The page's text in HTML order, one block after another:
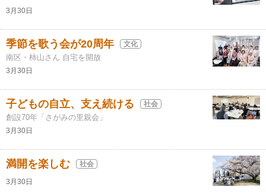
3月30日
季節を歌う会が20周年 文化
南区・柿山さん 自宅を開放
3月30日
子どもの自立、支え続ける 社会
創設70年「さがみの里親会」
3月30日
満開を楽しむ 社会
3月30日